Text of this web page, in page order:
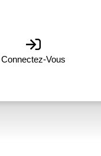
Connectez-Vous